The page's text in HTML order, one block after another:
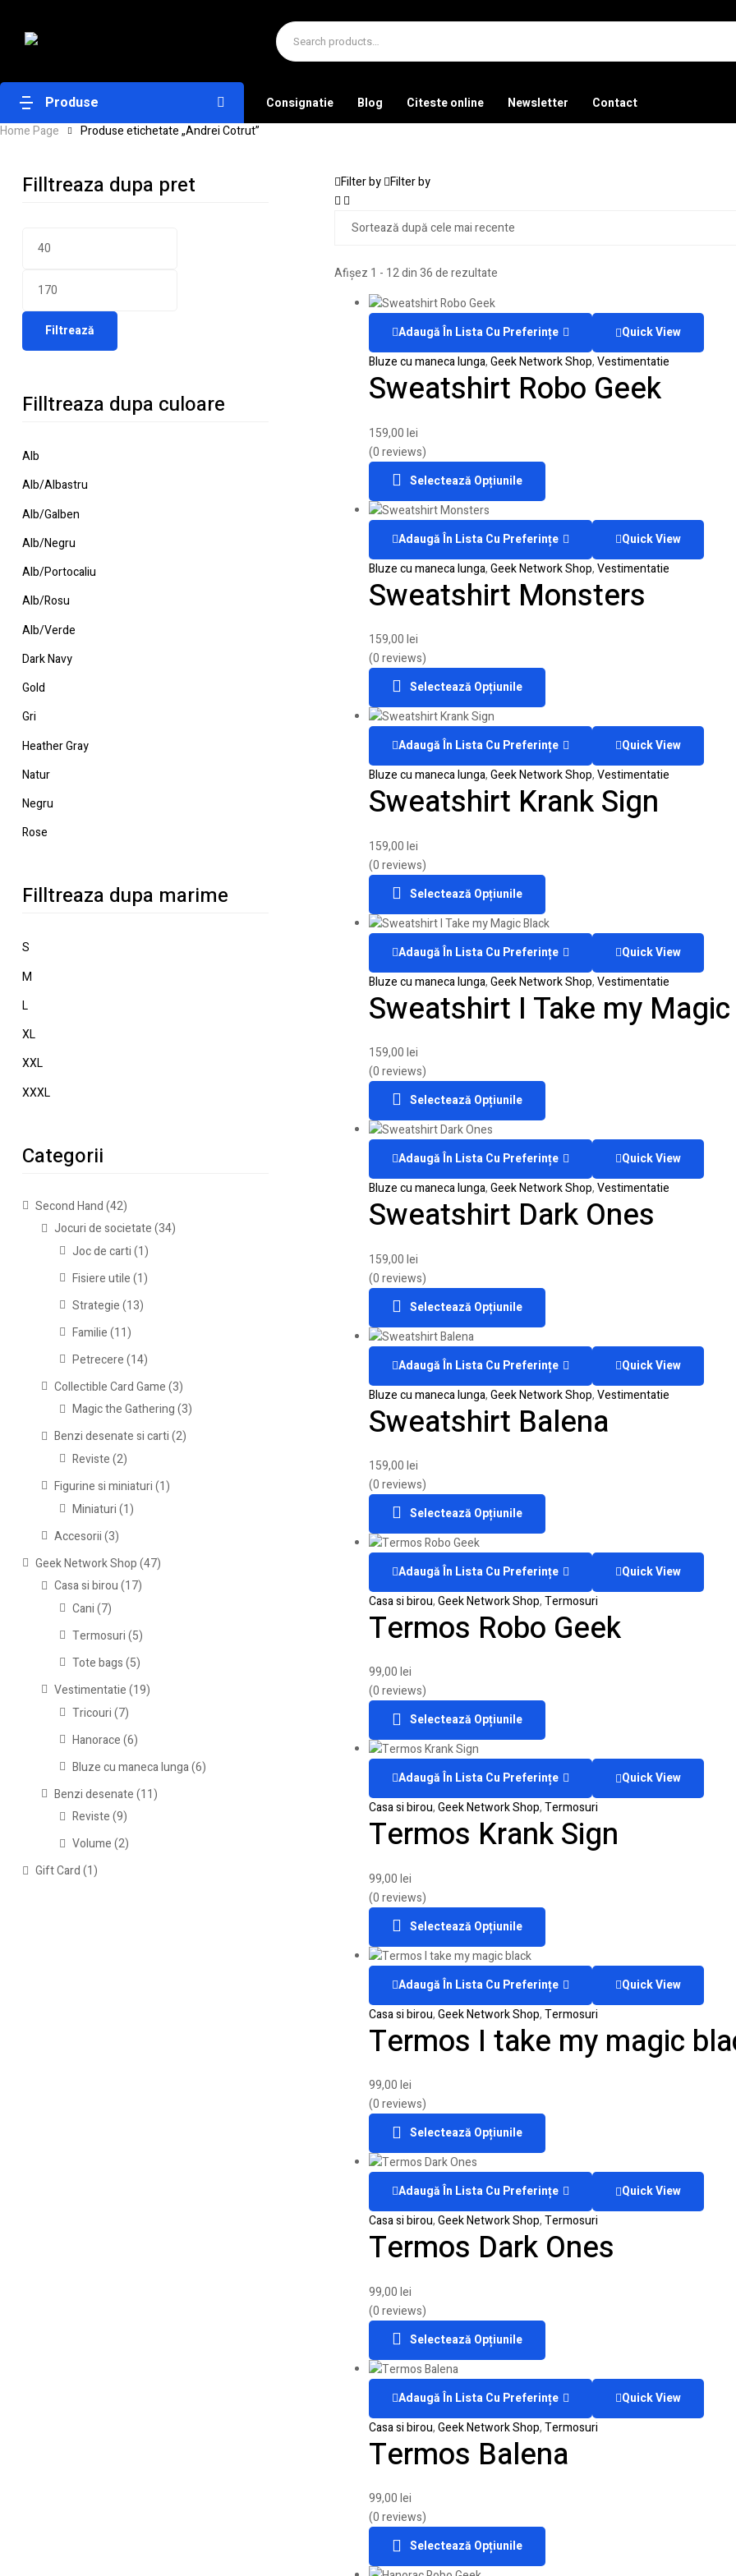
Produse Consignatie Blog Citeste online Newsletter
Contact
Home Page
Produse etichetate „Andrei Cotrut”
Filter by Filter by
Afișez 1 - 12 din 36 de rezultate
Adaugă În Lista Cu Preferințe
Quick View
Bluze cu maneca lunga,Geek Network Shop,Vestimentatie
Sweatshirt Robo Geek
159,00lei
(0 reviews)
Selectează Opțiunile
Adaugă În Lista Cu Preferințe
Quick View
Bluze cu maneca lunga,Geek Network Shop,Vestimentatie
Sweatshirt Monsters
159,00lei
(0 reviews)
Selectează Opțiunile
Adaugă În Lista Cu Preferințe
Quick View
Bluze cu maneca lunga,Geek Network Shop,Vestimentatie
Sweatshirt Krank Sign
159,00lei
(0 reviews)
Selectează Opțiunile
Adaugă În Lista Cu Preferințe
Quick View
Bluze cu maneca lunga,Geek Network Shop,Vestimentatie
Sweatshirt I Take my
159,00lei
(0 reviews)
Selectează Opțiunile
Adaugă În Lista Cu Preferințe
Quick View
Bluze cu maneca lunga,Geek Network Shop,Vestimentatie
Sweatshirt Dark Ones
159,00lei
(0 reviews)
Selectează Opțiunile
Adaugă În Lista Cu Preferințe
Quick View
Bluze cu maneca lunga,Geek Network Shop,Vestimentatie
Sweatshirt Balena
159,00lei
(0 reviews)
Selectează Opțiunile
Adaugă În Lista Cu Preferințe
Quick View
Casa si birou,Geek Network Shop,Termosuri
Termos Robo Geek
99,00lei
(0 reviews)
Selectează Opțiunile
Adaugă În Lista Cu Preferințe
Quick View
Casa si birou,Geek Network Shop,Termosuri
Termos Krank Sign
99,00lei
(0 reviews)
Selectează Opțiunile
Adaugă În Lista Cu Preferințe
Quick View
Casa si birou,Geek Network Shop,Termosuri
Termos I take my magic
99,00lei
(0 reviews)
Selectează Opțiunile
Adaugă În Lista Cu Preferințe
Quick View
Casa si birou,Geek Network Shop,Termosuri
Termos Dark Ones
99,00lei
(0 reviews)
Selectează Opțiunile
Adaugă În Lista Cu Preferințe
Quick View
Casa si birou,Geek Network Shop,Termosuri
Termos Balena
99,00lei
(0 reviews)
Selectează Opțiunile
Filltreaza dupa pret
Filtrează
Filltreaza dupa culoare
Alb
Alb/Albastru
Alb/Galben
Alb/Negru
Alb/Portocaliu
Alb/Rosu
Alb/Verde
Dark Navy
Gold
Gri
Heather Gray
Natur
Negru
Rose
Filltreaza dupa marime
S
M
L
XL
XXL
XXXL
Categorii
Second Hand(42)
Jocuri de societate(34)
Joc de carti (1)
Fisiere utile (1)
Strategie (13)
Familie (11)
Petrecere (14)
Collectible Card Game(3)
Magic the Gathering (3)
Benzi desenate si carti(2)
Reviste (2)
Figurine si miniaturi(1)
Miniaturi (1)
Accesorii(3)
Geek Network Shop(47)
Casa si birou(17)
Cani (7)
Termosuri (5)
Tote bags (5)
Vestimentatie(19)
Tricouri (7)
Hanorace (6)
Bluze cu maneca lunga(6)
Benzi desenate(11)
Reviste (9)
Volume (2)
Gift Card(1)